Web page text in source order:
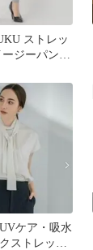
ストレッ
ジーパンツ
ケア・吸水
ストレッチ